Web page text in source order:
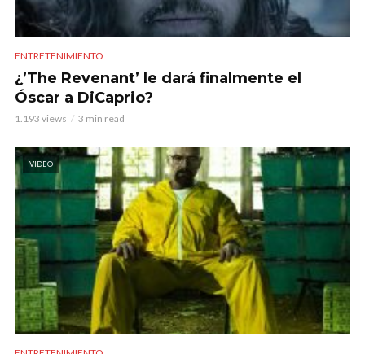
ENTRETENIMIENTO
¿’The Revenant’ le dará finalmente el
Óscar a DiCaprio?
1.193 views 3 min read
VIDEO